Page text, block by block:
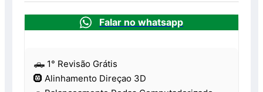
Falar no whatsapp
🛻 1° Revisão Grátis
🛞 Alinhamento Direçao 3D